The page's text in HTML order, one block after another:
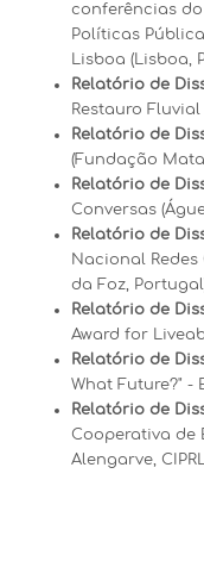
conferências do
Políticas
Lisboa (Lisboa,
Relatório de
Restauro
Relatório de
(Fundação
Relatório de
Conversas
Relatório de
Nacional Redes
da Foz,
Relatório de
Award for
Relatório de
What Future?" -
Relatório de
Cooperativa de
Alengarve,